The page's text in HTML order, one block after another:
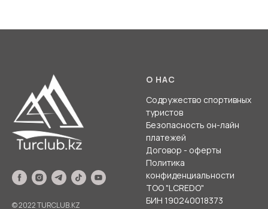
© 2022 TURCLUB.KZ
О НАС
Содружество спортивных
туристов
Безопасность он-лайн
платежей
Договор - оферты
Политика
конфиденциальности
ТОО "LCREDO"
БИН 190240018373